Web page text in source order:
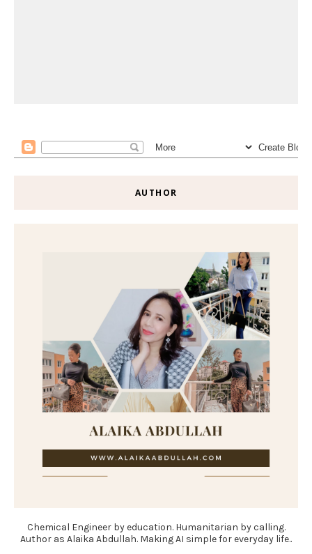
AUTHOR
Chemical Engineer by education. Humanitarian by calling.
Author as Alaika Abdullah. Making AI simple for everyday life..